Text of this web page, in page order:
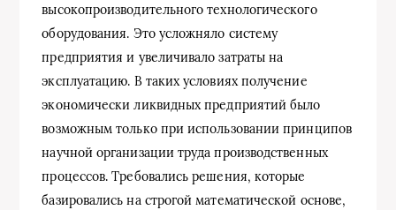
высокопроизводительного технологического
оборудования. Это усложняло систему
предприятия и увеличивало затраты на
эксплуатацию. В таких условиях получение
экономически ликвидных предприятий было
возможным только при использовании принципов
научной организации труда производственных
процессов. Требовались решения, которые
базировались на строгой математической основе,